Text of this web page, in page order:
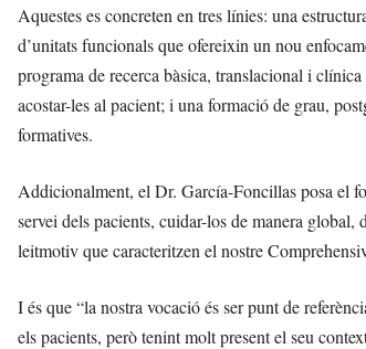
Aquestes es concreten en tres línies: una
d’unitats funcionals que ofereixin un nou
programa de recerca bàsica, translacional i
acostar-les al pacient; i una formació de grau,
formatives.
Addicionalment, el Dr. García-Foncillas posa el
servei dels pacients, cuidar-los de manera
leitmotiv que caracteritzen el nostre
I és que “la nostra vocació és ser punt de
els pacients, però tenint molt present el seu